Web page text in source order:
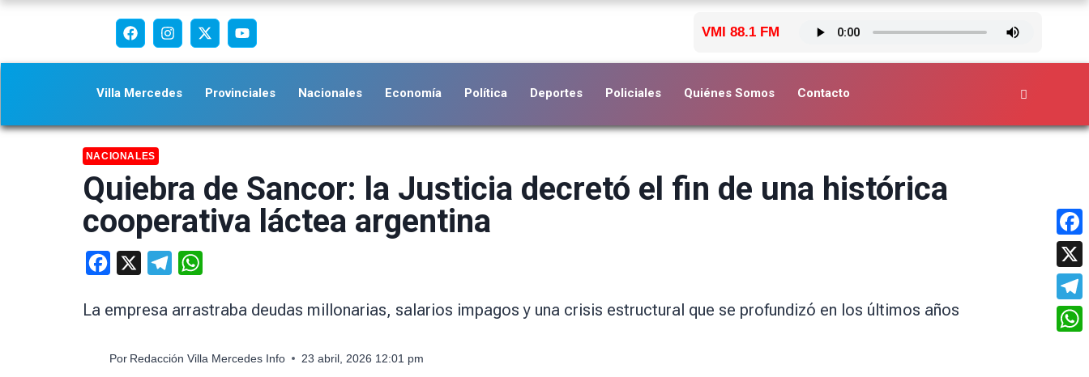
VMI 88.1 FM
Villa Mercedes Provinciales Nacionales Economía Política Deportes Policiales Quiénes Somos Contacto
NACIONALES
Quiebra de Sancor: la Justicia decretó el fin de una histórica
cooperativa láctea argentina
Facebook Telegram
La empresa arrastraba deudas millonarias, salarios impagos y una crisis estructural que se profundizó en los últimos años
Por Redacción Villa Mercedes Info 23 abril, 2026 12:01 pm
X